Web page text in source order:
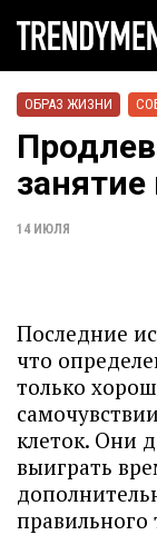
ОБРАЗ ЖИЗНИ
14 ИЮЛЯ
Последние
что
только
клеток. Они
выиграть
правильного